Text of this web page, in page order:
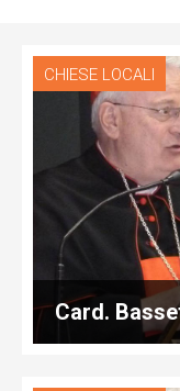
CHIESE LOCALI
Card.